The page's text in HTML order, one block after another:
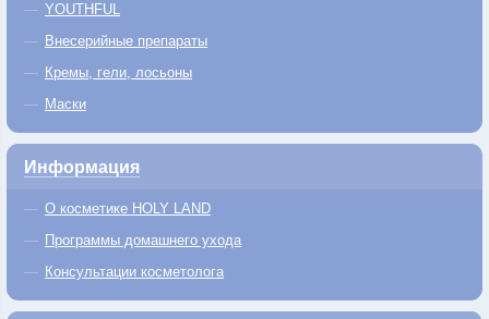
YOUTHFUL
Внесерийные препараты
Кремы, гели, лосьоны
Маски
Информация
О косметике HOLY LAND
Программы домашнего ухода
Консультации косметолога